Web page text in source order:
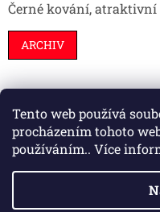
Tento web používá
procházením tohoto
používáním.. Více
Černé kování, atraktivní
ARCHIV
Stavební